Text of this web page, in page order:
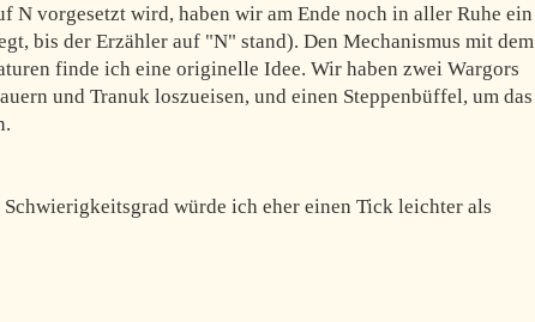
N vorgesetzt wird, haben wir am Ende noch in aller Ruhe ein
bis der Erzähler auf "N" stand). Den Mechanismus mit dem
finde ich eine originelle Idee. Wir haben zwei Wargors
und Tranuk loszueisen, und einen Steppenbüffel, um das
würde ich eher einen Tick leichter als